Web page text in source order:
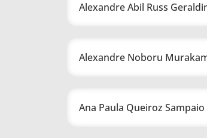
Alexandre Abil Russ
Alexandre Noboru
Ana Paula Queiroz Sampaio